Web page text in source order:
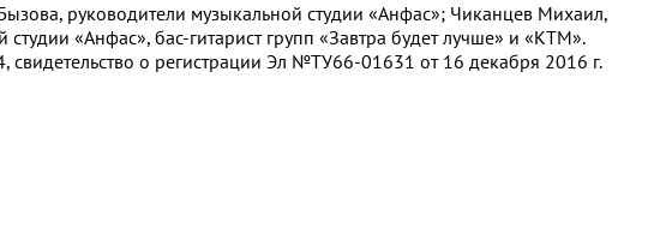
руководители музыкальной студии «Анфас»; Чиканцев Михаил,
студии «Анфас», бас-гитарист групп «Завтра будет лучше» и «КТМ».
о регистрации Эл №ТУ66-01631 от 16 декабря 2016 г.